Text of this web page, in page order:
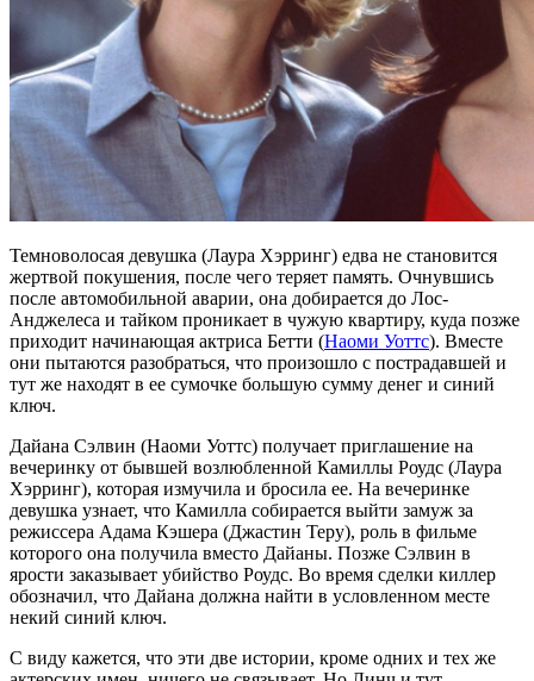
Темноволосая девушка (Лаура Хэрринг) едва не становится
жертвой покушения, после чего теряет память. Очнувшись
после автомобильной аварии, она добирается до Лос-
Анджелеса и тайком проникает в чужую квартиру, куда позже
приходит начинающая актриса Бетти (Наоми Уоттс). Вместе
они пытаются разобраться, что произошло с пострадавшей и
тут же находят в ее сумочке большую сумму денег и синий
ключ.
Дайана Сэлвин (Наоми Уоттс) получает приглашение на
вечеринку от бывшей возлюбленной Камиллы Роудс (Лаура
Хэрринг), которая измучила и бросила ее. На вечеринке
девушка узнает, что Камилла собирается выйти замуж за
режиссера Адама Кэшера (Джастин Теру), роль в фильме
которого она получила вместо Дайаны. Позже Сэлвин в
ярости заказывает убийство Роудс. Во время сделки киллер
обозначил, что Дайана должна найти в условленном месте
некий синий ключ.
С виду кажется, что эти две истории, кроме одних и тех же